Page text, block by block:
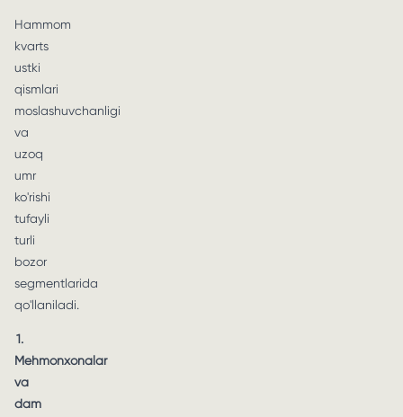
Hammom
kvarts
ustki
qismlari
moslashuvchanligi
va
uzoq
umr
ko'rishi
tufayli
turli
bozor
segmentlarida
qo'llaniladi.
1.
Mehmonxonalar
va
dam